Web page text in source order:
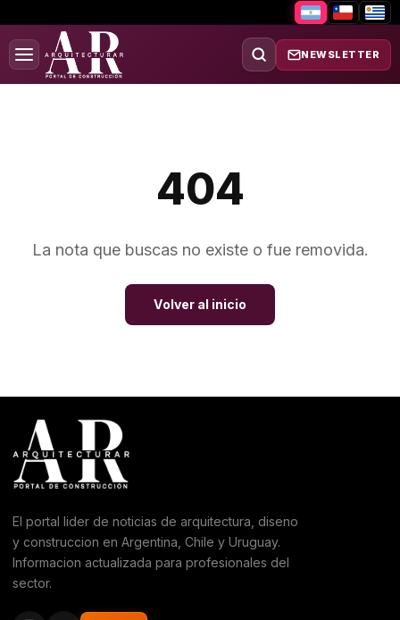
NEWSLETTER
404
La nota que buscas no existe o fue removida.
Volver al inicio
El portal lider de noticias de arquitectura, diseno
y construccion en Argentina, Chile y Uruguay.
Informacion actualizada para profesionales del
sector.